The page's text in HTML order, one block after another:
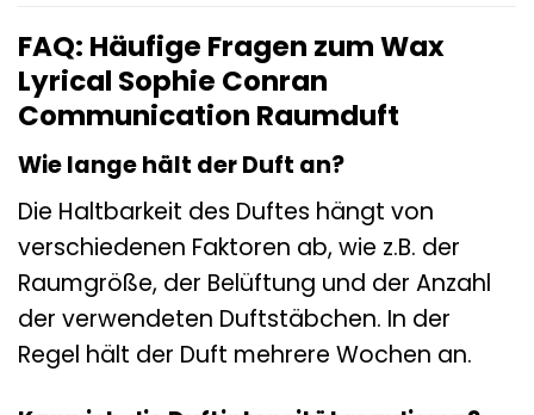
FAQ: Häufige Fragen zum Wax
Lyrical Sophie Conran
Communication Raumduft
Wie lange hält der Duft an?
Die Haltbarkeit des Duftes hängt von
verschiedenen Faktoren ab, wie z.B. der
Raumgröße, der Belüftung und der Anzahl
der verwendeten Duftstäbchen. In der
Regel hält der Duft mehrere Wochen an.